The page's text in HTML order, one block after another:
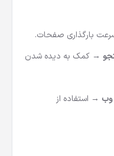
بارگذاری صفحات.
→ کمک به دیده شدن
وب → استفاده از